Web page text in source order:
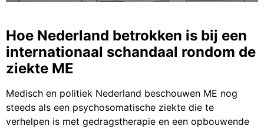
Hoe Nederland betrokken is bij een
internationaal schandaal rondom de
ziekte ME
Medisch en politiek Nederland beschouwen ME nog
steeds als een psychosomatische ziekte die te
verhelpen is met gedragstherapie en een opbouwende